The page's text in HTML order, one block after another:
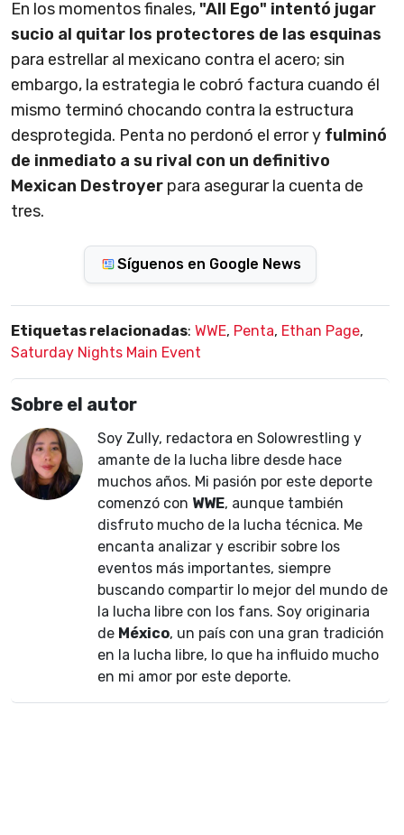
En los momentos finales,"All Ego" intentó jugar
sucio al quitar los protectores de las esquinas
para estrellar al mexicano contra el acero; sin
embargo, la estrategia le cobró factura cuando él
mismo terminó chocando contra la estructura
desprotegida. Penta no perdonó el error y fulminó
de inmediato a su rival con un definitivo
Mexican Destroyer para asegurar la cuenta de
tres.
Síguenos en Google News
Etiquetas relacionadas: WWE, Penta, Ethan Page,
Saturday Nights Main Event
Sobre el autor
Soy Zully, redactora en Solowrestling y
amante de la lucha libre desde hace
muchos años. Mi pasión por este deporte
comenzó con WWE, aunque también
disfruto mucho de la lucha técnica. Me
encanta analizar y escribir sobre los
eventos más importantes, siempre
buscando compartir lo mejor del mundo de
la lucha libre con los fans. Soy originaria
de México, un país con una gran tradición
en la lucha libre, lo que ha influido mucho
en mi amor por este deporte.